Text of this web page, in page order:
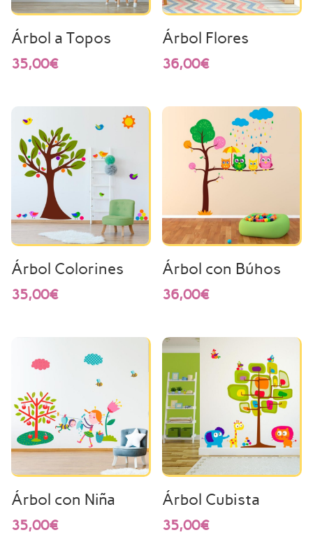
Árbol a Topos
35,00€
Árbol Flores
36,00€
Árbol Colorines
35,00€
Árbol con Búhos
36,00€
Árbol con Niña
35,00€
Árbol Cubista
35,00€